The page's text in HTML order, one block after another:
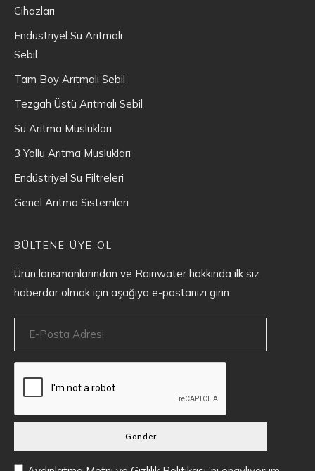
Cihazları
Endüstriyel Su Arıtmalı
Sebil
Tam Boy Arıtmalı Sebil
Tezgah Üstü Arıtmalı Sebil
Su Arıtma Muslukları
3 Yollu Arıtma Muslukları
Endüstriyel Su Filtreleri
Genel Arıtma Sistemleri
BÜLTENE ÜYE OL
Ürün lansmanlarından ve Rainwater hakkında ilk siz
haberdar olmak için aşağıya e-postanızı girin.
Gönder